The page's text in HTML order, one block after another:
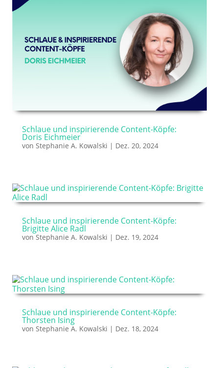
Schlaue und inspirierende Content-Köpfe:
Doris Eichmeier
von Stephanie A. Kowalski | Dez. 20, 2024
Schlaue und inspirierende Content-Köpfe:
Brigitte Alice Radl
von Stephanie A. Kowalski | Dez. 19, 2024
Schlaue und inspirierende Content-Köpfe:
Thorsten Ising
von Stephanie A. Kowalski | Dez. 18, 2024